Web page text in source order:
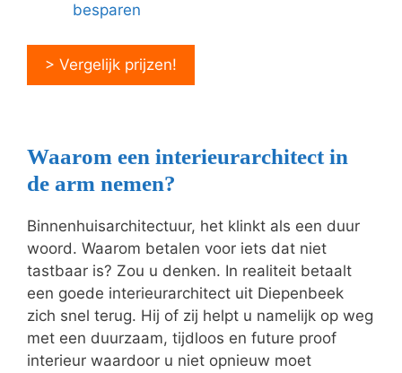
besparen
> Vergelijk prijzen!
Waarom een interieurarchitect in
de arm nemen?
Binnenhuisarchitectuur, het klinkt als een duur
woord. Waarom betalen voor iets dat niet
tastbaar is? Zou u denken. In realiteit betaalt
een goede interieurarchitect uit Diepenbeek
zich snel terug. Hij of zij helpt u namelijk op weg
met een duurzaam, tijdloos en future proof
interieur waardoor u niet opnieuw moet